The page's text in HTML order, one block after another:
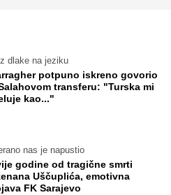
dlake na jeziku
potpuno iskreno govorio
transferu: "Turska mi
kao..."
nas je napustio
godine od tragične smrti
Uščuplića, emotivna
FK Sarajevo